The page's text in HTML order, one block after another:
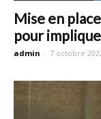
Mise en
pour
admin - 7 octobre